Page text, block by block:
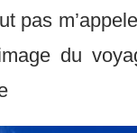
pas
du